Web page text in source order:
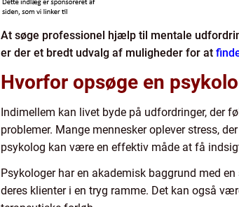
At søge professionel hjælp til mentale
er der et bredt udvalg af muligheder for at
Hvorfor opsøge en
Indimellem kan livet byde på udfordringer, der
problemer. Mange mennesker oplever stress,
psykolog kan være en effektiv måde at få
Psykologer har en akademisk baggrund med
deres klienter i en tryg ramme. Det kan også